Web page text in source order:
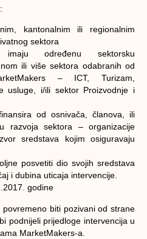
kantonalnim ili regionalnim
sektora
određenu sektorsku
ili više sektora odabranih od
– ICT, Turizam,
usluge, i/ili sektor Proizvodnje i
od osnivača, članova, ili
razvoja sektora – organizacije
sredstava kojim osiguravaju
posvetiti dio svojih sredstava
i dubina uticaja intervencije.
godine
biti pozivani od strane
podnijeli prijedloge intervencija u
MarketMakers-a.